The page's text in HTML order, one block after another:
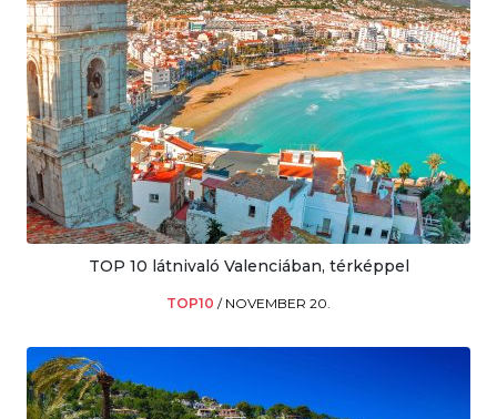
TOP 10 látnivaló Valenciában, térképpel
TOP10 / NOVEMBER 20.